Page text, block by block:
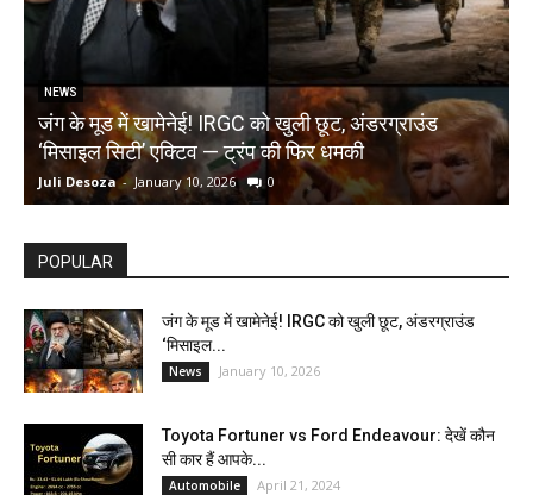
NEWS
जंग के मूड में खामेनेई! IRGC को खुली छूट, अंडरग्राउंड
‘मिसाइल सिटी’ एक्टिव — ट्रंप की फिर धमकी
Juli Desoza - January 10, 2026 0
POPULAR
जंग के मूड में खामेनेई! IRGC को खुली छूट, अंडरग्राउंड
‘मिसाइल...
News January 10, 2026
Toyota Fortuner vs Ford Endeavour: देखें कौन
सी कार हैं आपके...
Automobile April 21, 2024